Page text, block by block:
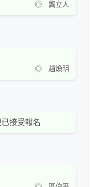
◎ 龔立人
◎ 趙煥明
接受報名